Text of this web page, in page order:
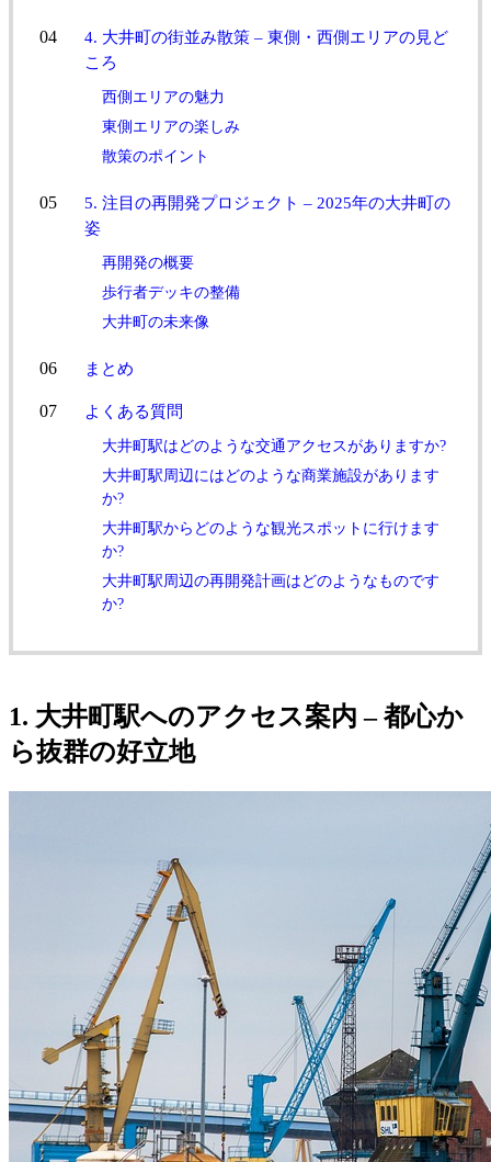
4. 大井町の街並み散策 – 東側・西側エリアの見ど
ころ
西側エリアの魅力
東側エリアの楽しみ
散策のポイント
5. 注目の再開発プロジェクト – 2025年の大井町の
姿
再開発の概要
歩行者デッキの整備
大井町の未来像
まとめ
よくある質問
大井町駅はどのような交通アクセスがありますか?
大井町駅周辺にはどのような商業施設があります
か?
大井町駅からどのような観光スポットに行けます
か?
大井町駅周辺の再開発計画はどのようなものです
か?
1. 大井町駅へのアクセス案内 – 都心か
ら抜群の好立地